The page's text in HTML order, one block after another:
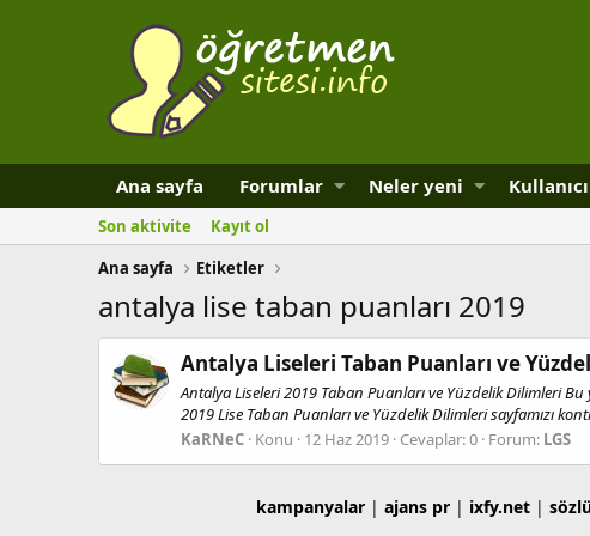
Ana sayfa Forumlar Neler yeni
Son aktivite
Kayıt ol
Ana sayfa
Etiketler
antalya lise taban puanları 2019
Antalya Liseleri Taban Puanları ve
Antalya Liseleri 2019 Taban Puanları ve Yüzdelik Dilimleri
2019 Lise Taban Puanları ve Yüzdelik Dilimleri sayfamızı
KaRNeC Konu 12 Haz 2019 Cevaplar: 0 Forum: LGS
kampanyalar| ajans pr| ixfy.net|